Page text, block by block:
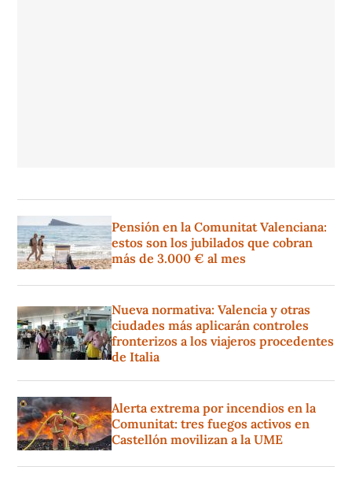
Pensión en la Comunitat Valenciana:
estos son los jubilados que cobran
más de 3.000 € al mes
Nueva normativa: Valencia y otras
ciudades más aplicarán controles
fronterizos a los viajeros procedentes
de Italia
Alerta extrema por incendios en la
Comunitat: tres fuegos activos en
Castellón movilizan a la UME